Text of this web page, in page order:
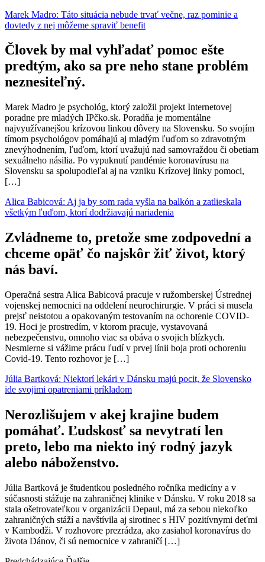
Marek Madro: Táto situácia nebude trvať večne, raz pominie a
dovtedy z nej môžeme spraviť benefit
Človek by mal vyhľadať pomoc ešte
predtým, ako sa pre neho stane problém
neznesiteľný.
Marek Madro je psychológ, ktorý založil projekt Internetovej
poradne pre mladých IPčko.sk. Poradňa je momentálne
najvyužívanejšou krízovou linkou dôvery na Slovensku. So svojím
tímom psychológov pomáhajú aj mladým ľuďom so zdravotným
znevýhodnením, ľuďom, ktorí uvažujú nad samovraždou či obetiam
sexuálneho násilia. Po vypuknutí pandémie koronavírusu na
Slovensku sa spolupodieľal aj na vzniku Krízovej linky pomoci,
[…]
Alica Babicová: Aj ja by som rada vyšla na balkón a zatlieskala
všetkým ľuďom, ktorí dodržiavajú nariadenia
Zvládneme to, pretože sme zodpovední a
chceme opäť čo najskôr žiť život, ktorý
nás baví.
Operačná sestra Alica Babicová pracuje v ružomberskej Ústrednej
vojenskej nemocnici na oddelení neurochirurgie. V práci si musela
prejsť neistotou a opakovaným testovaním na ochorenie COVID-
19. Hoci je prostredím, v ktorom pracuje, vystavovaná
nebezpečenstvu, omnoho viac sa obáva o svojich blízkych.
Nesmierne si vážime prácu ľudí v prvej línii boja proti ochoreniu
Covid-19. Tento rozhovor je […]
Júlia Bartková: Niektorí lekári v Dánsku majú pocit, že Slovensko
ide svojimi opatreniami príkladom
Nerozlišujem v akej krajine budem
pomáhať. Ľudskosť sa nevytratí len
preto, lebo ma niekto iný rodný jazyk
alebo náboženstvo.
Júlia Bartková je študentkou posledného ročníka medicíny a v
súčasnosti stážuje na zahraničnej klinike v Dánsku. V roku 2018 sa
stala ošetrovateľkou v organizácii Depaul, má za sebou niekoľko
zahraničných stáží a navštívila aj sirotinec s HIV pozitívnymi deťmi
v Kambodži. V rozhovore prezrádza, ako zasiahol koronavírus do
života Dánov, či sú nemocnice v zahraničí […]